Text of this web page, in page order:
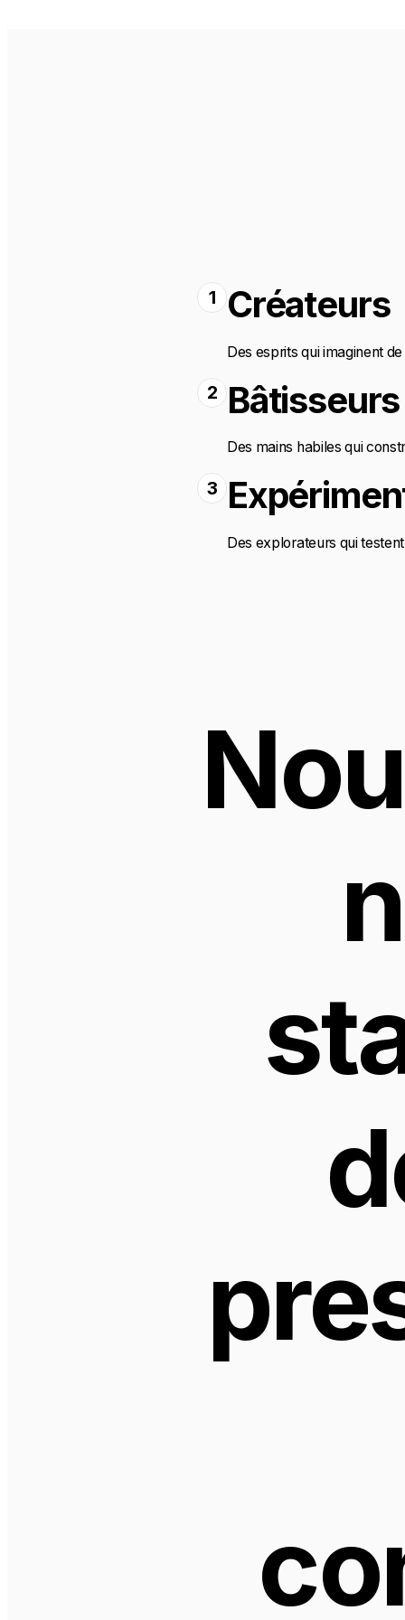
1 Créateurs
Des esprits qui imaginent
2 Bâtisseurs
Des mains habiles qui
3
Des explorateurs qui